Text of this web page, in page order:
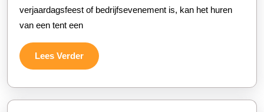
Creëer
verjaardagsfeest of bedrijfsevenement is, kan het huren
van een tent een
Lees VerderLees
Verder